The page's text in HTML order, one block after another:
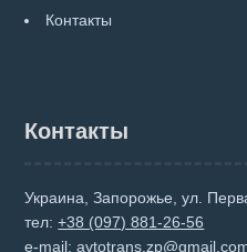
Контакты
Контакты
Украина, Запорожье, ул.
тел:+38 (097) 881-26-56
e-mail: